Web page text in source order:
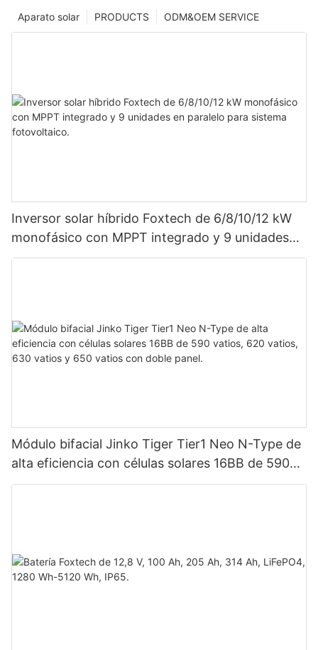
ODM&OEM SERVICE
PRODUCTS
Aparato solar
Inversor solar híbrido Foxtech de 6/8/10/12 kW
monofásico con MPPT integrado y 9 unidades
en paralelo para sistema fotovoltaico.
Módulo bifacial Jinko Tiger Tier1 Neo N-Type de
alta eficiencia con células solares 16BB de 590
vatios, 620 vatios, 630 vatios y 650 vatios con